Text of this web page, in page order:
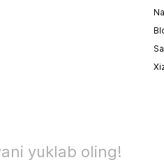
yuklab oling!